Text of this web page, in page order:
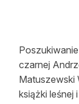
Lasy
czarnej
Matuszewski
książki leśnej